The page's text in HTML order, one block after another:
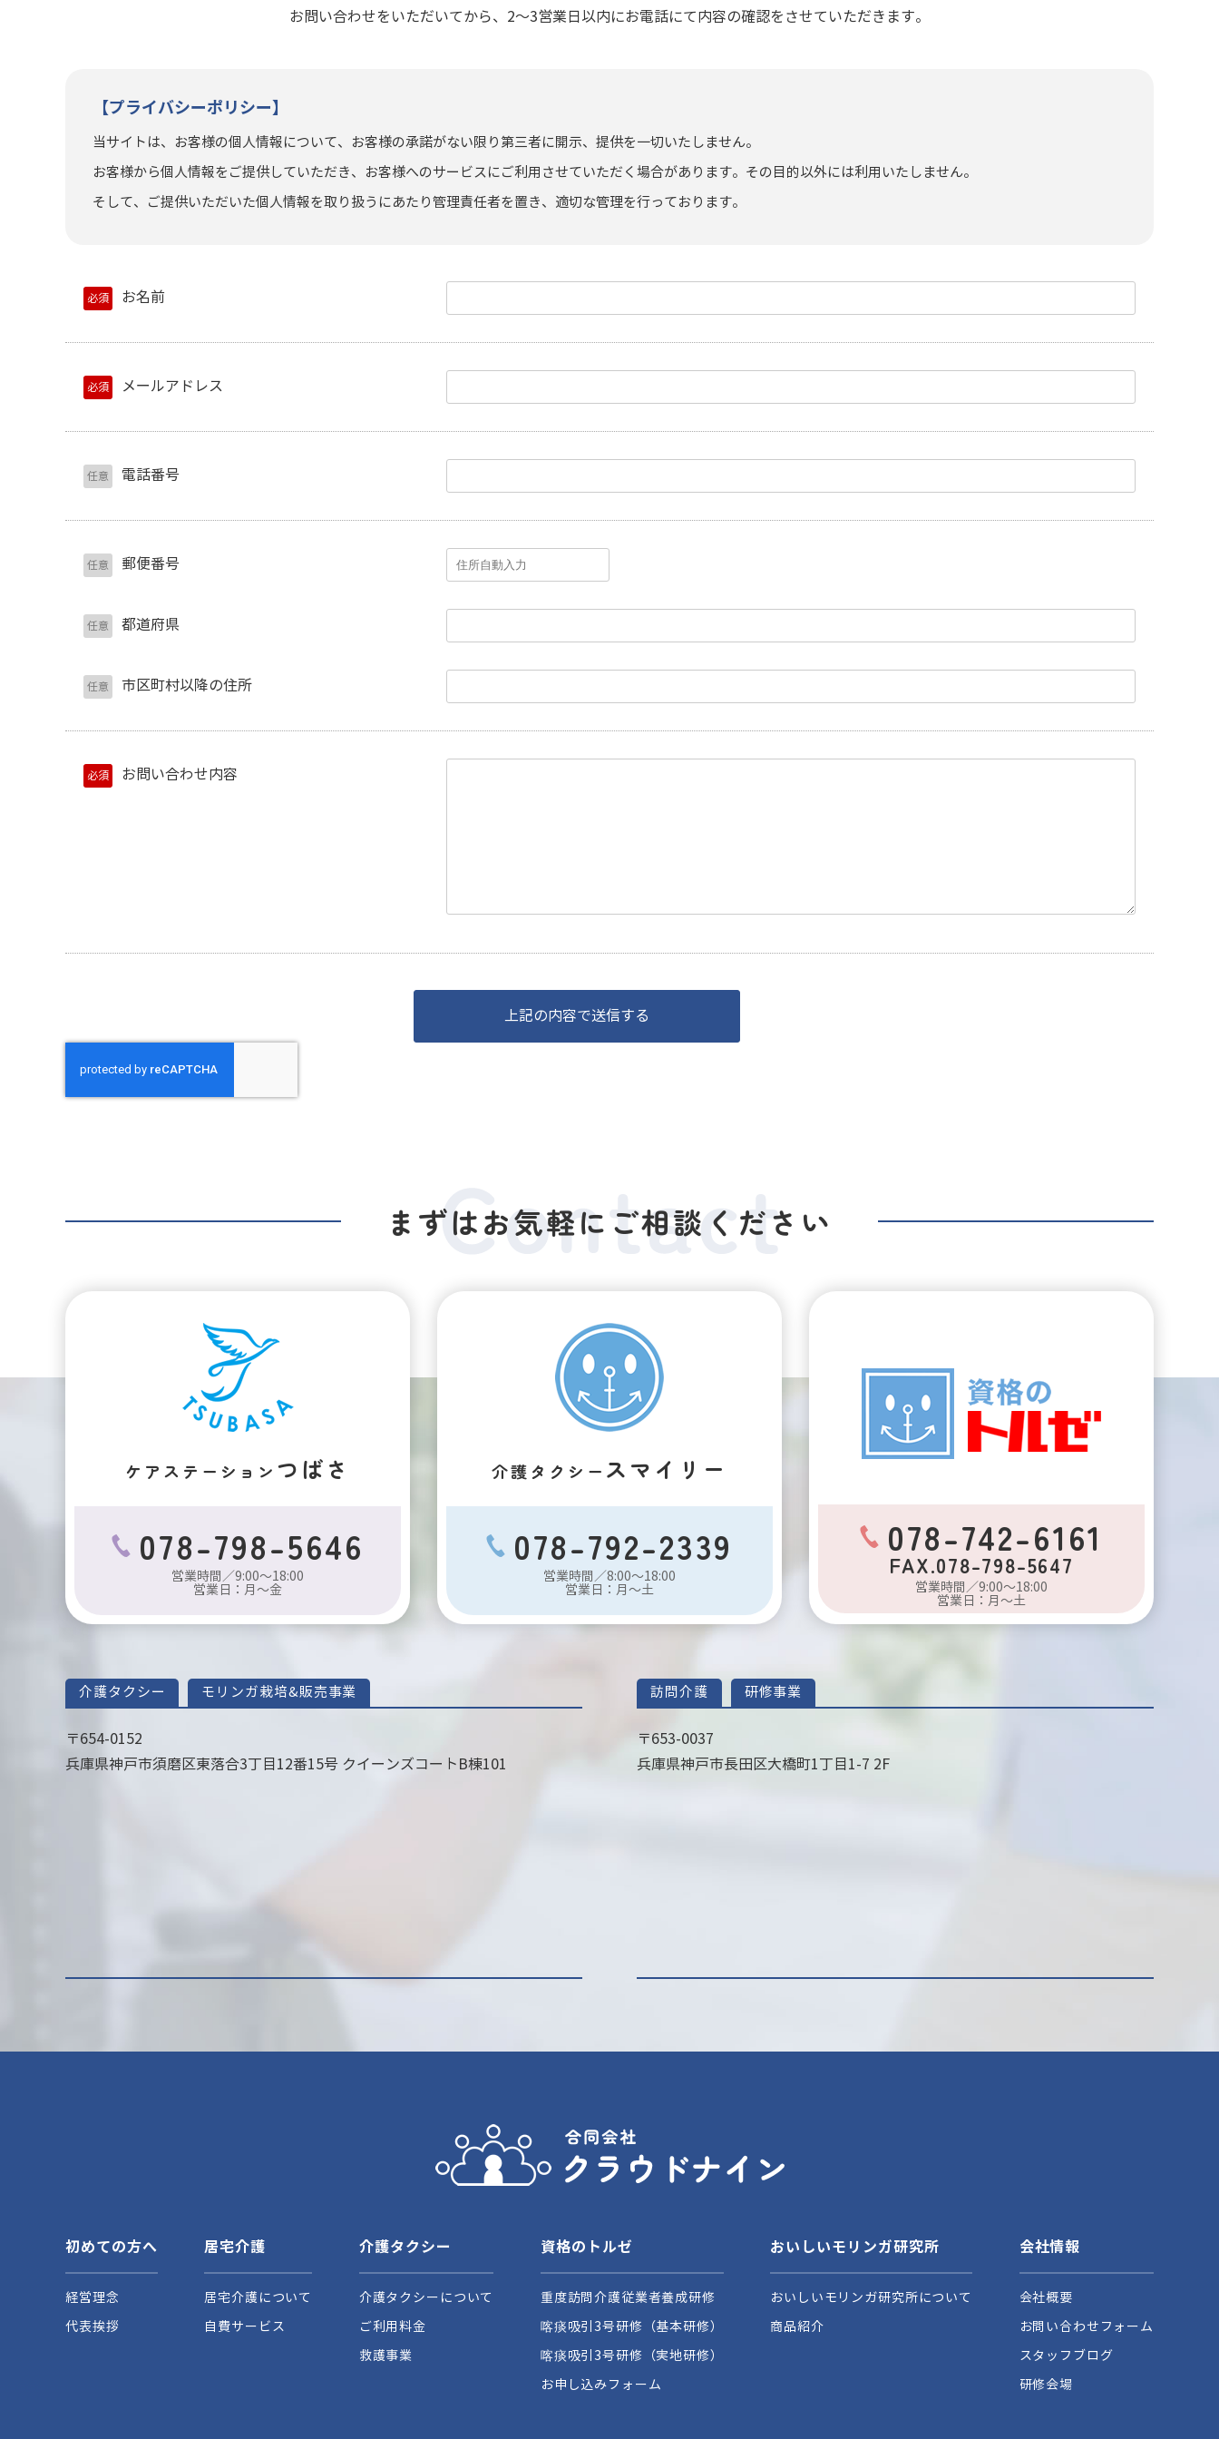
お問い合わせをいただいてから、2～3営業日以内にお電話にて内容の確認をさせていただきます。
【プライバシーポリシー】
当サイトは、お客様の個人情報について、お客様の承諾がない限り第三者に開示、提供を一切いたしません。
お客様から個人情報をご提供していただき、お客様へのサービスにご利用させていただく場合があります。その目的以外には利用いたしません。
そして、ご提供いただいた個人情報を取り扱うにあたり管理責任者を置き、適切な管理を行っております。
必須 お名前
必須 メールアドレス
任意 電話番号
任意 郵便番号
任意 都道府県
任意 市区町村以降の住所
必須 お問い合わせ内容
まずはお気軽にご相談ください
ケアステーション つばさ
078-798-5646
営業時間／9:00～18:00
営業日：月～金
介護タクシー スマイリー
078-792-2339
営業時間／8:00～18:00
営業日：月～土
078-742-6161
FAX.078-798-5647
営業時間／9:00～18:00
営業日：月～土
介護タクシー モリンガ栽培&販売事業
〒654-0152
兵庫県神戸市須磨区東落合3丁目12番15号 クイーンズコートB棟101
訪問介護 研修事業
〒653-0037
兵庫県神戸市長田区大橋町1丁目1-7 2F
初めての方へ
経営理念
代表挨拶
居宅介護
居宅介護について
自費サービス
介護タクシー
介護タクシーについて
ご利用料金
救護事業
資格のトルゼ
重度訪問介護従業者養成研修
喀痰吸引3号研修（基本研修）
喀痰吸引3号研修（実地研修）
お申し込みフォーム
おいしいモリンガ研究所
おいしいモリンガ研究所について
商品紹介
会社情報
会社概要
お問い合わせフォーム
スタッフブログ
研修会場